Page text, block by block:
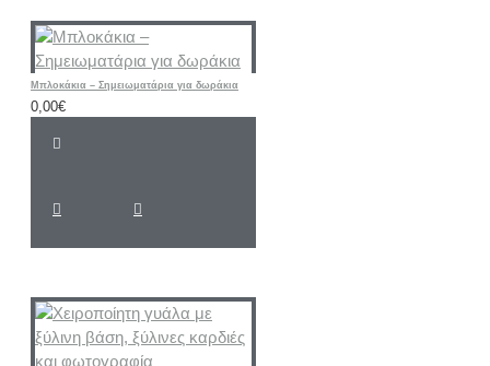
Μπλοκάκια – Σημειωματάρια για δωράκια
0,00€